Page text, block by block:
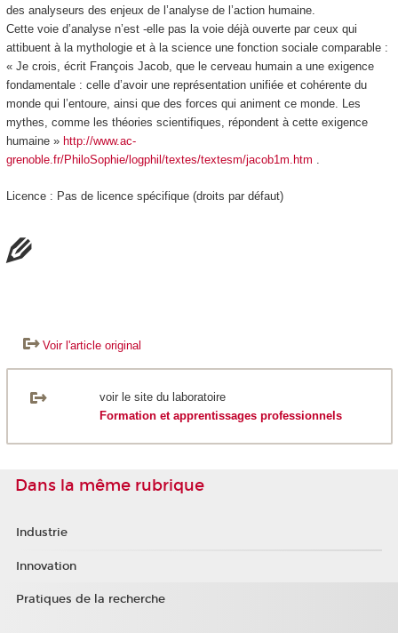
des analyseurs des enjeux de l’analyse de l’action humaine.
Cette voie d’analyse n’est -elle pas la voie déjà ouverte par ceux qui
attibuent à la mythologie et à la science une fonction sociale comparable :
« Je crois, écrit François Jacob, que le cerveau humain a une exigence
fondamentale : celle d’avoir une représentation unifiée et cohérente du
monde qui l’entoure, ainsi que des forces qui animent ce monde. Les
mythes, comme les théories scientifiques, répondent à cette exigence
humaine » http://www.ac-
grenoble.fr/PhiloSophie/logphil/textes/textesm/jacob1m.htm .
Licence : Pas de licence spécifique (droits par défaut)
Voir l'article original
voir le site du laboratoire
Formation et apprentissages professionnels
Dans la même rubrique
Industrie
Innovation
Pratiques de la recherche